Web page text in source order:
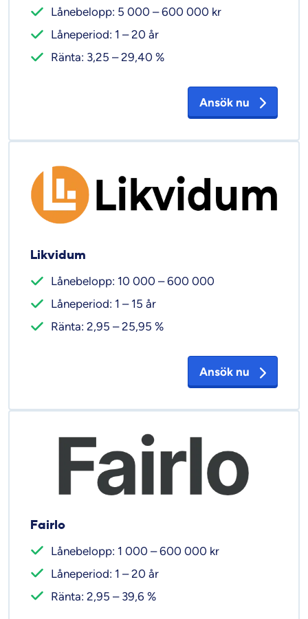
Lånebelopp: 5 000 – 600 000 kr
Låneperiod: 1 – 20 år
Ränta: 3,25 – 29,40 %
Ansök nu
Likvidum
Lånebelopp: 10 000 – 600 000
Låneperiod: 1 – 15 år
Ränta: 2,95 – 25,95 %
Ansök nu
Fairlo
Lånebelopp: 1 000 – 600 000 kr
Låneperiod: 1 – 20 år
Ränta: 2,95 – 39,6 %